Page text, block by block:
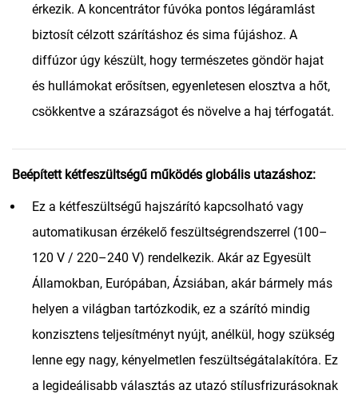
érkezik. A koncentrátor fúvóka pontos légáramlást
biztosít célzott szárításhoz és sima fújáshoz. A
diffúzor úgy készült, hogy természetes göndör hajat
és hullámokat erősítsen, egyenletesen elosztva a hőt,
csökkentve a szárazságot és növelve a haj térfogatát.
Beépített kétfeszültségű működés globális utazáshoz:
Ez a kétfeszültségű hajszárító kapcsolható vagy
automatikusan érzékelő feszültségrendszerrel (100–
120 V / 220–240 V) rendelkezik. Akár az Egyesült
Államokban, Európában, Ázsiában, akár bármely más
helyen a világban tartózkodik, ez a szárító mindig
konzisztens teljesítményt nyújt, anélkül, hogy szükség
lenne egy nagy, kényelmetlen feszültségátalakítóra. Ez
a legideálisabb választás az utazó stílusfrizurásoknak